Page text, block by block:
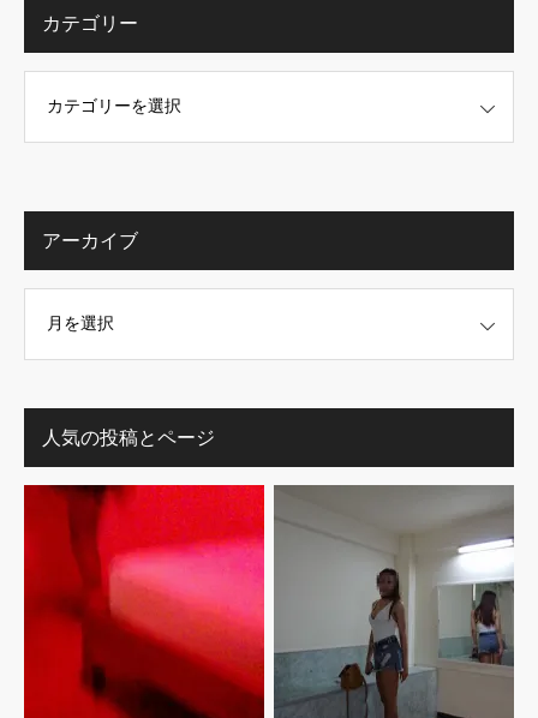
カテゴリー
アーカイブ
人気の投稿とページ